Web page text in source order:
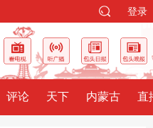
登录
评论 天下 内蒙古 直